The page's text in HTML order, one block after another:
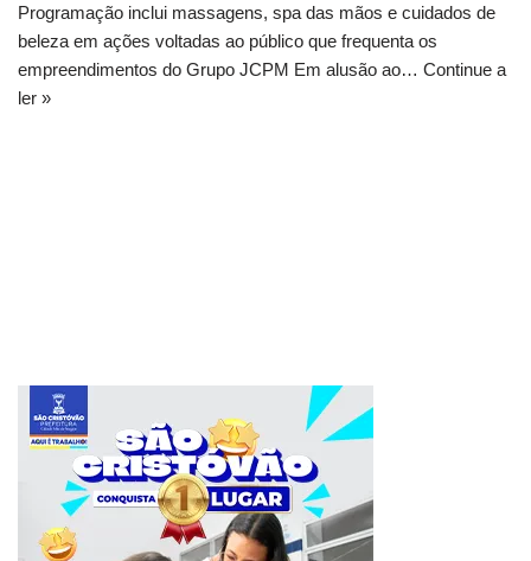
Programação inclui massagens, spa das mãos e cuidados de
beleza em ações voltadas ao público que frequenta os
empreendimentos do Grupo JCPM Em alusão ao… Continue a
ler »